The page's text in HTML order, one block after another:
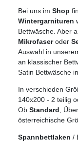
Bei uns imShop
Wintergarnituren
Bettwäsche. Aber
Mikrofaseroder
Auswahl in
an klassischer
Satin Bettwäsche
In verschieden
140x200 - 2 teilig
ObStandard ,
österreichische
Spannbettlaken/